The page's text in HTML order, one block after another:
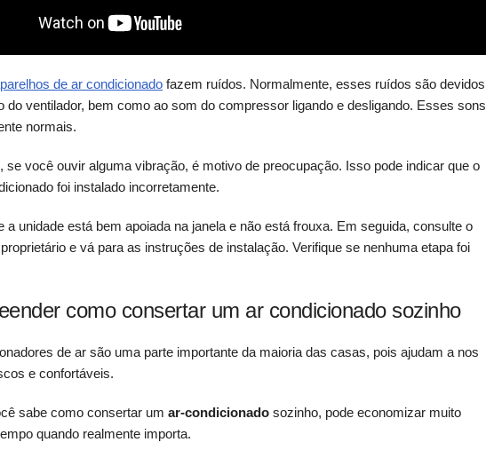
de ar condicionado fazem ruídos. Normalmente, esses ruídos são devidos
do ventilador, bem como ao som do compressor ligando e desligando. Esses sons
normais.
se você ouvir alguma vibração, é motivo de preocupação. Isso pode indicar que o
foi instalado incorretamente.
a unidade está bem apoiada na janela e não está frouxa. Em seguida, consulte o
e vá para as instruções de instalação. Verifique se nenhuma etapa foi
como consertar um ar condicionado sozinho
de ar são uma parte importante da maioria das casas, pois ajudam a nos
e confortáveis.
sabe como consertar um ar-condicionado sozinho, pode economizar muito
quando realmente importa.